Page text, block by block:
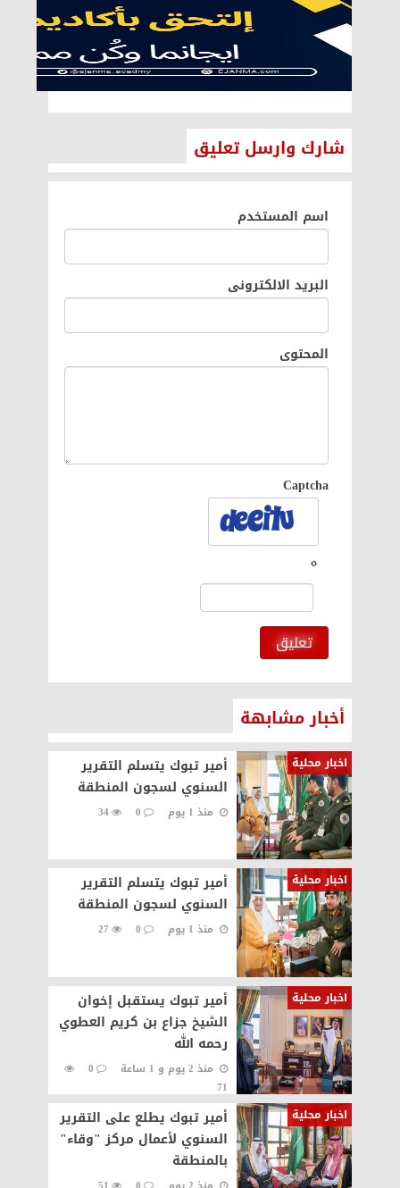
شارك وارسل تعليق
اسم المستخدم
البريد الالكترونى
المحتوى
Captcha
تعليق
أخبار مشابهة
اخبار محلية
أمير تبوك يتسلم التقرير
السنوي لسجون المنطقة
منذ 1 يوم 0
34
اخبار محلية
أمير تبوك يتسلم التقرير
السنوي لسجون المنطقة
منذ 1 يوم 0
27
اخبار محلية
أمير تبوك يستقبل إخوان
الشيخ جزاع بن كريم العطوي
رحمه الله‏‎
منذ 2 يوم و 1 ساعة
0
71
اخبار محلية
أمير تبوك يطلع على التقرير
السنوي لأعمال مركز "وقاء"
بالمنطقة